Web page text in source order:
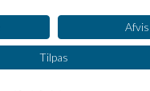
leverandører)
formål:
Afvis
Tilpas